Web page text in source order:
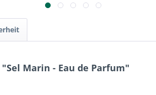
Marin - Eau de Parfum"